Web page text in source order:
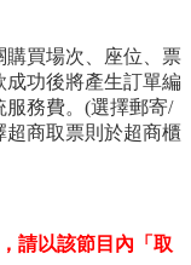
購買場次、座位、票
成功後將產生訂單編
務費。(選擇郵寄/
超商取票則於超商櫃
請以該節目內 「取